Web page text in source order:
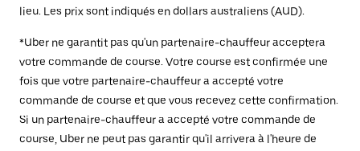
lieu. Les prix sont indiqués en dollars australiens (AUD).
*Uber ne garantit pas qu'un partenaire-chauffeur acceptera
votre commande de course. Votre course est confirmée une
fois que votre partenaire-chauffeur a accepté votre
commande de course et que vous recevez cette confirmation.
Si un partenaire-chauffeur a accepté votre commande de
course, Uber ne peut pas garantir qu'il arrivera à l'heure de